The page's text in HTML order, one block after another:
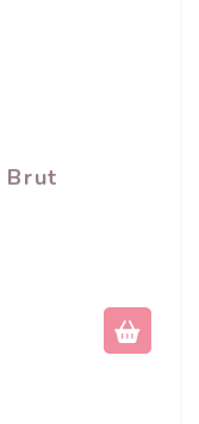
Brut